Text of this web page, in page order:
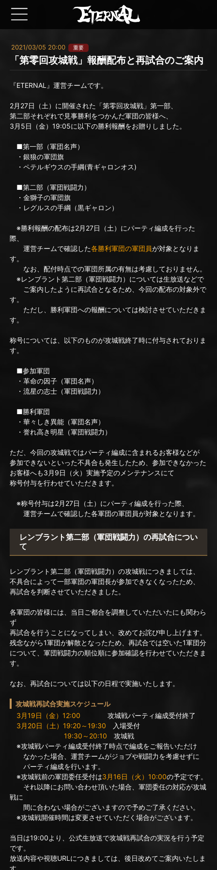
2021/03/05 20:00 重要
「第零回攻城戦」報酬配布と再試合のご案内
『ETERNAL』運営チームです。
2月27日（土）に開催された「第零回攻城戦」第一部、
第二部それぞれで見事勝利をつかんだ軍団の皆様へ、
3月5日（金）19:05に以下の勝利報酬をお贈りしました。
■第一部（軍団名声）
・銀狼の軍団旗
・ペテルギウスの手綱(青ギャロンオス)
■第二部（軍団戦闘力）
・金獅子の軍団旗
・レグルスの手綱（黒ギャロン）
※勝利報酬の配布は2月27日（土）にパーティ編成を行った
際、
運営チームで確認した各勝利軍団の軍団員が対象となりま
す。
なお、配付時点での軍団所属の有無は考慮しておりません。
※レンブラント第二部（軍団戦闘力）については生放送などで
ご案内したように再試合となるため、今回の配布の対象外で
す。
ただし、勝利軍団への報酬については検討させていただきま
す。
称号については、以下のものが攻城戦終了時に付与されておりま
す。
■参加軍団
・革命の因子（軍団名声）
・流星の志士（軍団戦闘力）
■勝利軍団
・華々しき異能（軍団名声）
・誉れ高き明星（軍団戦闘力）
ただ、今回の攻城戦ではパーティ編成に含まれるお客様などが
参加できないといった不具合も発生したため、参加できなかった
お客様へも3月9日（火）実施予定のメンテナンスにて
称号付与を行わせていただきます。
※称号付与は2月27日（土）にパーティ編成を行った際、
運営チームで確認した各軍団の軍団員が対象となります。
レンブラント第二部（軍団戦闘力）の再試合につい
て
レンブラント第二部（軍団戦闘力）の攻城戦につきましては、
不具合によって一部軍団の軍団長が参加できなくなったため、
再試合を判断させていただきました。
各軍団の皆様には、当日ご都合を調整していただいたにも関わら
ず
再試合を行うことになってしまい、改めてお詫び申し上げます。
残念ながら1軍団が解散となったため、再試合では空いた1軍団分
について、軍団戦闘力の順位順に参加確認を行わせていただきま
す。
なお、再試合については以下の日程で実施いたします。
攻城戦再試合実施スケジュール
3月19日（金）12:00 攻城戦パーティ編成受付終了
3月20日（土）19:20～19:30 入場受付
19:30～20:10 攻城戦
※攻城戦パーティ編成受付終了時点で編成をご報告いただけ
なかった場合、運営チームがジョブや戦闘力を考慮せずに
パーティ編成を行います。
※攻城戦前の軍団委任受付は3月16日（火）10:00の予定です。
それ以降にお問い合わせ頂いた場合、軍団委任の対応が攻城
戦に
間に合わない場合がございますので予めご了承ください。
※攻城戦開催時間は変更させていただく場合がございます。
当日は19:00より、公式生放送で攻城戦再試合の実況を行う予定
です。
放送内容や視聴URLにつきましては、後日改めてご案内いたしま
す。